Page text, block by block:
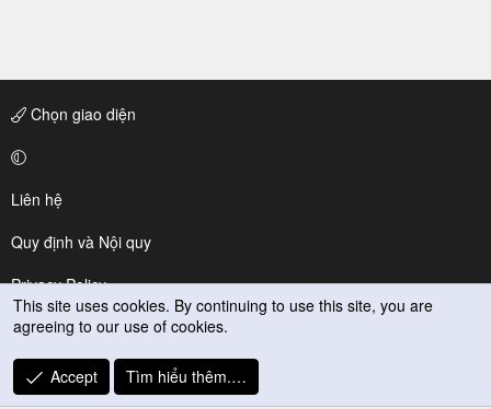
Chọn giao diện
Liên hệ
Quy định và Nội quy
Privacy Policy
Trợ giúp
R
S
This site uses cookies. By continuing to use this site, you are
agreeing to our use of cookies.
Accept Tìm hiểu thêm.…